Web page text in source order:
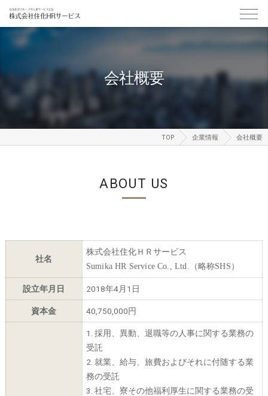
会社概要
TOP 企業情報 会社概要
ABOUT US
社名
株式会社住化ＨＲサービス
Sumika HR Service Co., Ltd. （略称SHS ）
設立年月日 2018年4月1日
資本金 40,750,000円
1. 採用、異動、退職等の人事に関する業務の
受託
2. 就業、給与、旅費およびそれに付随する業
務の受託
3. 社宅、寮その他福利厚生に関する業務の受